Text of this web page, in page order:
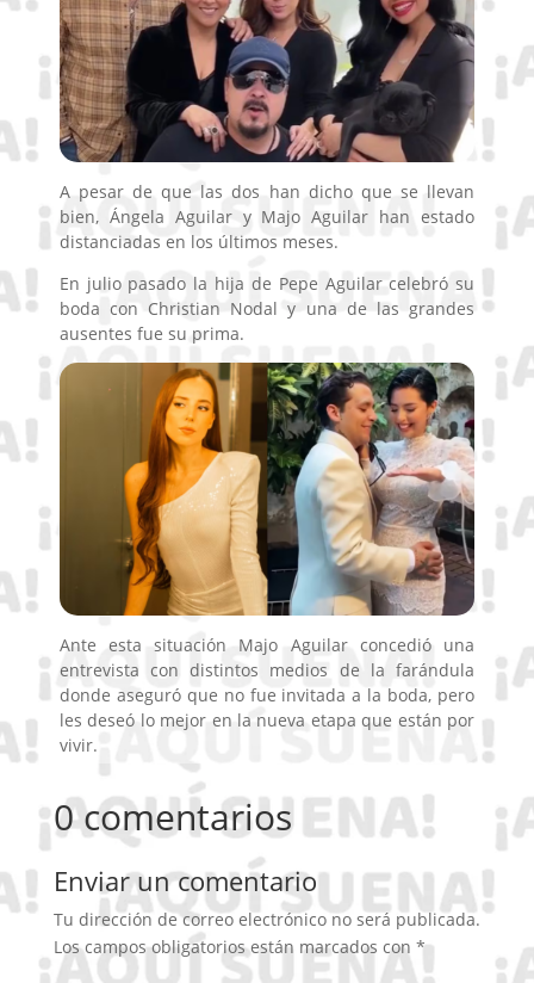
A pesar de que las dos han dicho que se llevan
bien, Ángela Aguilar y Majo Aguilar han estado
distanciadas en los últimos meses.
En julio pasado la hija de Pepe Aguilar celebró su
boda con Christian Nodal y una de las grandes
ausentes fue su prima.
Ante esta situación Majo Aguilar concedió una
entrevista con distintos medios de la farándula
donde aseguró que no fue invitada a la boda, pero
les deseó lo mejor en la nueva etapa que están por
vivir.
0 comentarios
Enviar un comentario
Tu dirección de correo electrónico no será publicada.
Los campos obligatorios están marcados con *